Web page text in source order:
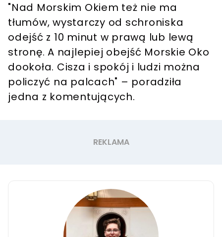
"Nad Morskim Okiem też nie ma
tłumów, wystarczy od schroniska
odejść z 10 minut w prawą lub lewą
stronę. A najlepiej obejść Morskie Oko
dookoła. Cisza i spokój i ludzi można
policzyć na palcach" – poradziła
jedna z komentujących.